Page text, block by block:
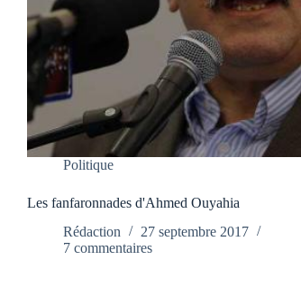
Politique
Les fanfaronnades d'Ahmed Ouyahia
Rédaction
27 septembre 2017
7 commentaires